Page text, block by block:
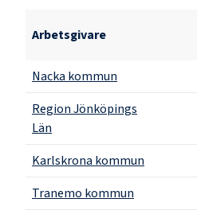
Arbetsgivare
Nacka kommun
Region Jönköpings
Län
Karlskrona kommun
Tranemo kommun